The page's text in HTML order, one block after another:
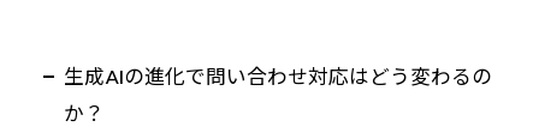
生成AIの進化で問い合わせ対応はどう変わるの
か？